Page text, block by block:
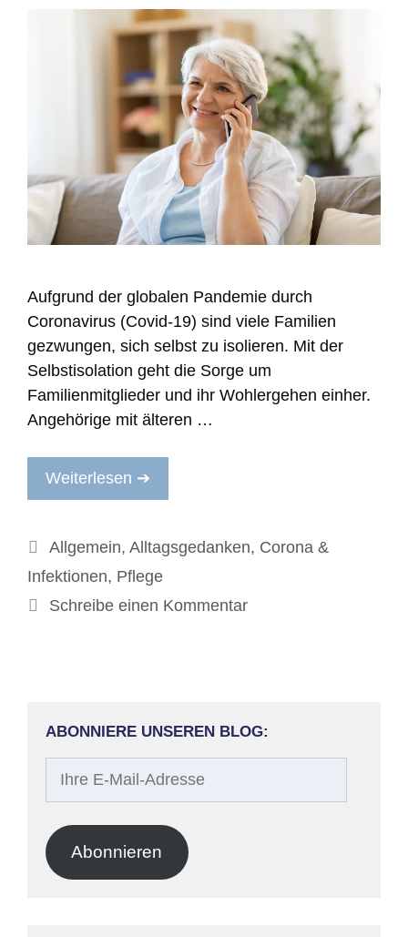
Aufgrund der globalen Pandemie durch
Coronavirus (Covid-19) sind viele Familien
gezwungen, sich selbst zu isolieren. Mit der
Selbstisolation geht die Sorge um
Familienmitglieder und ihr Wohlergehen einher.
Angehörige mit älteren …
Weiterlesen ➔
Kategorien
Allgemein, Alltagsgedanken, Corona &
Infektionen, Pflege
Schreibe einen Kommentar
ABONNIERE UNSEREN BLOG:
Adresse
Abonnieren